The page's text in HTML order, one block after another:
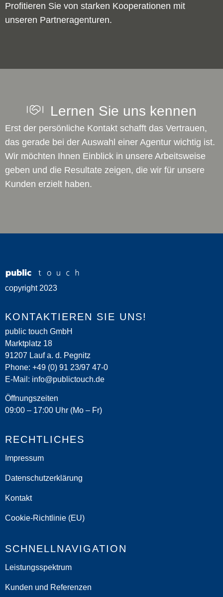
Profitieren Sie von starken Kooperationen mit
unseren Partneragenturen.
Lernen Sie uns kennen
Erst der persönliche Kontakt schafft das Vertrauen,
das gerade bei der Auswahl einer Agentur wichtig ist.
Wir möchten Ihnen Einblick in unsere Arbeitsweise
geben und die Resultate zeigen, die wir für unsere
Kunden erzielt haben.
copyright 2023
KONTAKTIEREN SIE UNS!
public touch GmbH
Marktplatz 18
91207 Lauf a. d. Pegnitz
Phone: +49 (0) 91 23/97 47-0
E-Mail: info@publictouch.de
Öffnungszeiten
09:00 – 17:00 Uhr (Mo – Fr)
RECHTLICHES
Impressum
Datenschutzerklärung
Kontakt
Cookie-Richtlinie (EU)
SCHNELLNAVIGATION
Leistungsspektrum
Kunden und Referenzen